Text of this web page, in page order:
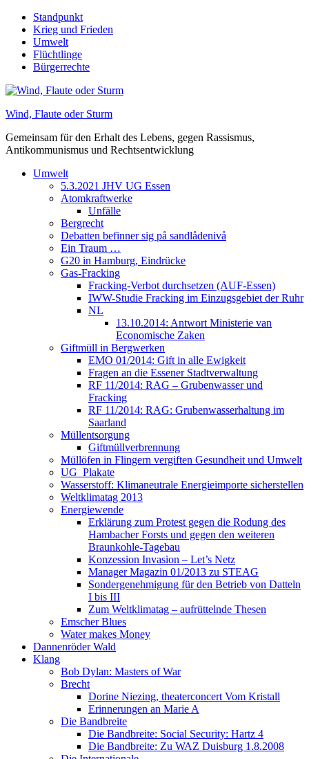
Skip
content
Standpunkt
Krieg und Frieden
Umwelt
Flüchtlinge
Bürgerrechte
Wind, Flaute oder Sturm
Gemeinsam für den Erhalt des Lebens, gegen Rassismus,
Antikommunismus und Rechtsentwicklung
Umwelt
5.3.2021 JHV UG Essen
Atomkraftwerke
Unfälle
Bergrecht
Debatten befinner sig på sandlådenivå
Ein Traum …
G20 in Hamburg, Eindrücke
Gas-Fracking
Fracking-Verbot durchsetzen (AUF-Essen)
IWW-Studie Fracking im Einzugsgebiet der Ruhr
NL
13.10.2014: Antwort Ministerie van
Economische Zaken
Giftmüll in Bergwerken
EMO 01/2014: Gift in alle Ewigkeit
Fragen an die Essener Stadtverwaltung
RF 11/2014: RAG – Grubenwasser und
Fracking
RF 11/2014: RAG: Grubenwasserhaltung im
Saarland
Müllentsorgung
Giftmüllverbrennung
Müllöfen in Flingern vergiften Gesundheit und Umwelt
UG_Plakate
Wasserstoff: Klimaneutrale Energieimporte sicherstellen
Weltklimatag 2013
Energiewende
Erklärung zum Protest gegen die Rodung des
Hambacher Forsts und gegen den weiteren
Braunkohle-Tagebau
Konzession Invasion – Let’s Netz
Manager Magazin 01/2013 zu STEAG
Sondergenehmigung für den Betrieb von Datteln
I bis III
Zum Weltklimatag – aufrüttelnde Thesen
Emscher Blues
Water makes Money
Dannenröder Wald
Klang
Bob Dylan: Masters of War
Brecht
Dorine Niezing, theaterconcert Vom Kristall
Erinnerungen an Marie A
Die Bandbreite
Die Bandbreite: Social Security: Hartz 4
Die Bandbreite: Zu WAZ Duisburg 1.8.2008